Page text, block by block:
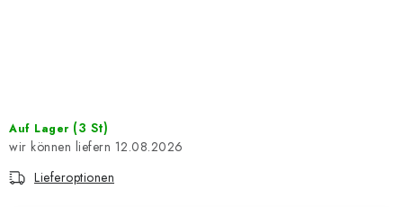
Geschäftsbewertung
Datenschutzerklärung
Großhandel
Auf Lager (3 St)
12.08.2026
Lieferoptionen